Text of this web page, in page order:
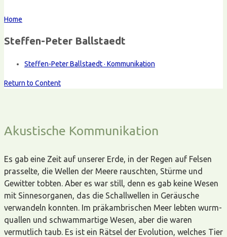
Home
Steffen-Peter Ballstaedt
Steffen-Peter Ballstaedt · Kommunikation
Return to Content
Akustische Kommunikation
Es gab eine Zeit auf unserer Erde, in der Regen auf Felsen
prasselte, die Wellen der Meere rauschten, Stürme und
Gewitter tobten. Aber es war still, denn es gab keine Wesen
mit Sinnesorganen, das die Schallwellen in Geräusche
verwandeln konnten. Im präkambrischen Meer lebten wurm-
quallen und schwammartige Wesen, aber die waren
vermutlich taub. Es ist ein Rätsel der Evolution, welches Tier